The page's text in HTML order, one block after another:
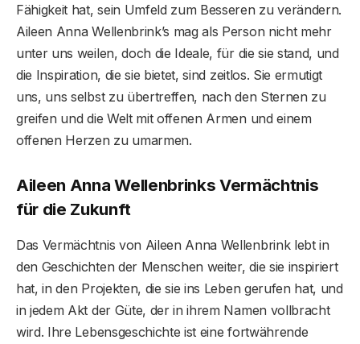
Fähigkeit hat, sein Umfeld zum Besseren zu verändern.
Aileen Anna Wellenbrink’s mag als Person nicht mehr
unter uns weilen, doch die Ideale, für die sie stand, und
die Inspiration, die sie bietet, sind zeitlos. Sie ermutigt
uns, uns selbst zu übertreffen, nach den Sternen zu
greifen und die Welt mit offenen Armen und einem
offenen Herzen zu umarmen.
Aileen Anna Wellenbrinks Vermächtnis
für die Zukunft
Das Vermächtnis von Aileen Anna Wellenbrink lebt in
den Geschichten der Menschen weiter, die sie inspiriert
hat, in den Projekten, die sie ins Leben gerufen hat, und
in jedem Akt der Güte, der in ihrem Namen vollbracht
wird. Ihre Lebensgeschichte ist eine fortwährende